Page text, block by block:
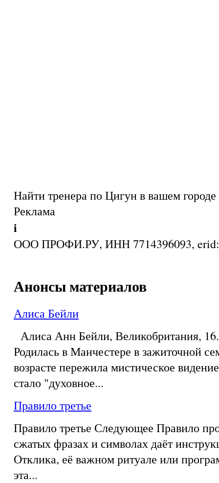
Найти тренера по Цигун в вашем городе
Реклама
i
ООО ПРОФИ.РУ, ИНН 7714396093,
Анонсы материалов
Алиса Бейли
Алиса Анн Бейли, Великобритания,
Родилась в Манчестере в зажиточной
возрасте пережила мистическое
стало "духовное...
Правило третье
Правило третье Следующее Правило
сжатых фразах и символах даёт
Отклика, её важном ритуале или
эта...